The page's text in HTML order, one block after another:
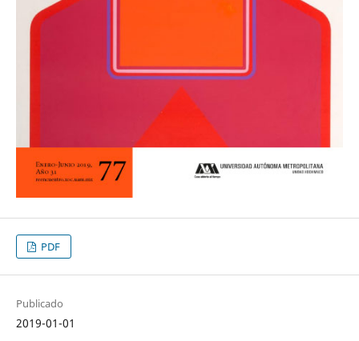
PDF
Publicado
2019-01-01